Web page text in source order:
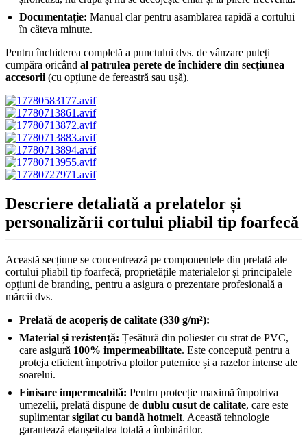
Documentație: Manual clar pentru asamblarea rapidă a cortului
în câteva minute.
Pentru închiderea completă a punctului dvs. de vânzare puteți
cumpăra oricând al patrulea perete de închidere din secțiunea
accesorii (cu opțiune de fereastră sau ușă).
Descriere detaliată a prelatelor și
personalizării cortului pliabil tip foarfecă
Această secțiune se concentrează pe componentele din prelată ale
cortului pliabil tip foarfecă, proprietățile materialelor și principalele
opțiuni de branding, pentru a asigura o prezentare profesională a
mărcii dvs.
Prelată de acoperiș de calitate (330 g/m²):
Material și rezistență: Țesătură din poliester cu strat de PVC,
care asigură 100% impermeabilitate. Este concepută pentru a
proteja eficient împotriva ploilor puternice și a razelor intense ale
soarelui.
Finisare impermeabilă: Pentru protecție maximă împotriva
umezelii, prelată dispune de dublu cusut de calitate, care este
suplimentarsigilat cu bandă hotmelt. Această tehnologie
garantează etanșeitatea totală a îmbinărilor.